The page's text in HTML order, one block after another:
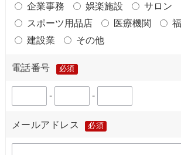
企業事務
娯楽施設
サロン
スポーツ用品店
医療機関
建設業
その他
電話番号 必須
- -
メールアドレス 必須